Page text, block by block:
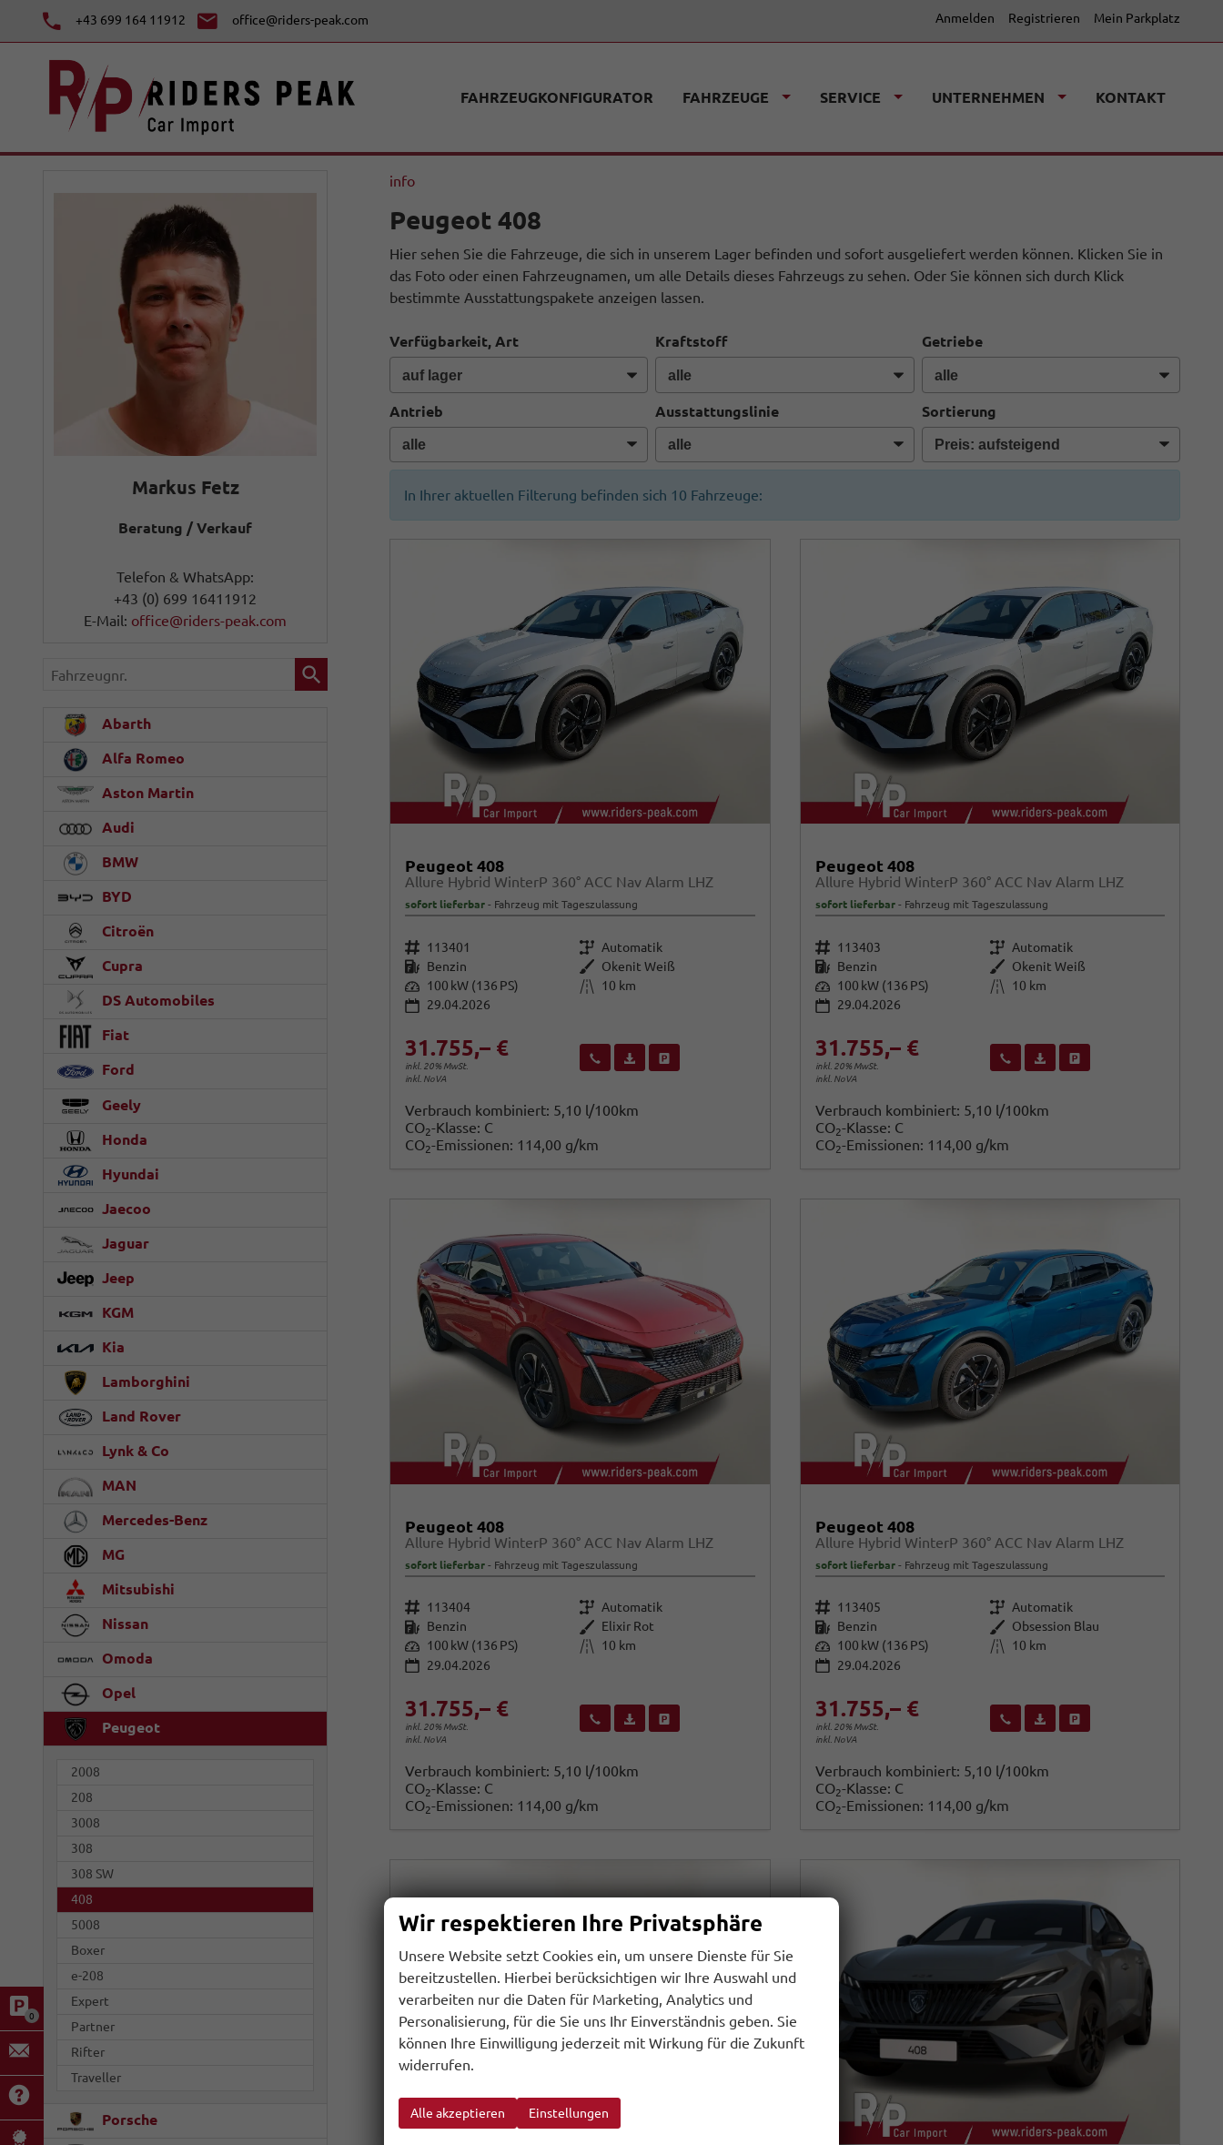
+43 699 164 11912 office@riders-peak.com Anmelden Registrieren Mein Parkplatz
0
FAHRZEUGKONFIGURATOR FAHRZEUGE SERVICE UNTERNEHMEN KONTAKT
info
Peugeot 408
Hier sehen Sie die Fahrzeuge, die sich in unserem Lager befinden und sofort ausgeliefert werden können. Klicken Sie in
das Foto oder einen Fahrzeugnamen, um alle Details dieses Fahrzeugs zu sehen. Oder Sie können sich durch Klick
bestimmte Ausstattungspakete anzeigen lassen.
Verfügbarkeit, Art Kraftstoff Getriebe
Antrieb Ausstattungslinie Sortierung
In Ihrer aktuellen Filterung befinden sich 10 Fahrzeuge:
Peugeot 408
Allure Hybrid WinterP 360° ACC Nav Alarm LHZ
sofort lieferbar Fahrzeug mit Tageszulassung
Fahrzeugnr. 113401 Getriebe Automatik
Kraftstoff Benzin Außenfarbe Okenit Weiß
Leistung 100 kW (136 PS) Kilometerstand 10 km
29.04.2026
31.755,– €
inkl. 20% MwSt.
inkl. NoVA
Wir rufen Sie anFahrzeugexposé (PDF)
Verbrauch kombiniert: 5,10 l/100km
CO2-Klasse: C
CO2-Emissionen: 114,00 g/km
Peugeot 408
Allure Hybrid WinterP 360° ACC Nav Alarm LHZ
sofort lieferbar Fahrzeug mit Tageszulassung
Fahrzeugnr. 113403 Getriebe Automatik
Kraftstoff Benzin Außenfarbe
Okenit Weiß
Leistung 100 kW (136 PS) Kilometerstand
10 km
29.04.2026
31.755,– €
inkl. 20% MwSt.
inkl. NoVA
Wir rufen Sie anFahrzeugexposé (PDF)
Fahrzeug parken
Verbrauch kombiniert: 5,10 l/100km
CO2-Klasse: C
CO2-Emissionen: 114,00 g/km
Peugeot 408
Allure Hybrid WinterP 360° ACC Nav Alarm LHZ
sofort lieferbar Fahrzeug mit Tageszulassung
Fahrzeugnr. 113404 Getriebe Automatik
Kraftstoff Benzin Außenfarbe Elixir Rot
Leistung 100 kW (136 PS) Kilometerstand 10 km
29.04.2026
31.755,– €
inkl. 20% MwSt.
inkl. NoVA
Wir rufen Sie anFahrzeugexposé (PDF)
Verbrauch kombiniert: 5,10 l/100km
CO2-Klasse: C
CO2-Emissionen: 114,00 g/km
Peugeot 408
Allure Hybrid WinterP 360° ACC Nav Alarm LHZ
sofort lieferbar Fahrzeug mit Tageszulassung
Fahrzeugnr. 113405 Getriebe Automatik
Kraftstoff Benzin Außenfarbe Obsession Blau
Leistung 100 kW (136 PS) Kilometerstand
10 km
29.04.2026
31.755,– €
inkl. 20% MwSt.
inkl. NoVA
Wir rufen Sie anFahrzeugexposé (PDF)
Fahrzeug parken
Verbrauch kombiniert: 5,10 l/100km
CO2-Klasse: C
CO2-Emissionen: 114,00 g/km
Markus Fetz
Beratung / Verkauf
Telefon & WhatsApp:
+43 (0) 699 16411912
E-Mail: office@riders-peak.com
Fahrzeugnr.
Abarth
Alfa Romeo
Aston Martin
Audi
BMW
BYD
Citroën
Cupra
DS Automobiles
Fiat
Ford
Geely
Honda
Hyundai
Jaecoo
Jaguar
Jeep
KGM
Kia
Lamborghini
Land Rover
Lynk & Co
MAN
Mercedes-Benz
MG
Mitsubishi
Nissan
Omoda
Opel
Peugeot
2008
208
3008
308
308 SW
408
5008
Boxer
e-208
Expert
Partner
Rifter
Traveller
Porsche
Wir respektieren Ihre Privatsphäre
Unsere Website setzt Cookies ein, um unsere Dienste für Sie
bereitzustellen. Hierbei berücksichtigen wir Ihre Auswahl und
verarbeiten nur die Daten für Marketing, Analytics und
Personalisierung, für die Sie uns Ihr Einverständnis geben. Sie
können Ihre Einwilligung jederzeit mit Wirkung für die Zukunft
widerrufen.
Alle akzeptieren Einstellungen